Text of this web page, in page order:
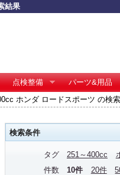
結果
点検整備
パーツ&用品
ホンダ ロードスポーツ の検
検索条件
タグ 251～400cc
件数
10件 20件